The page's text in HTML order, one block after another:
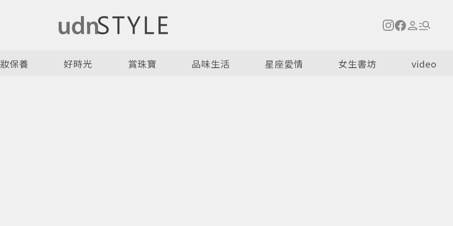
保養 好時光 賞珠寶 品味生活 星座愛情 女生書坊 video